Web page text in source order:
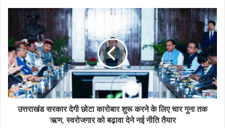
उत्तराखंड सरकार देगी छोटा कारोबार शुरू करने के लिए चार गुना तक
ऋण, स्वरोजगार को बढ़ावा देने नई नीति तैयार